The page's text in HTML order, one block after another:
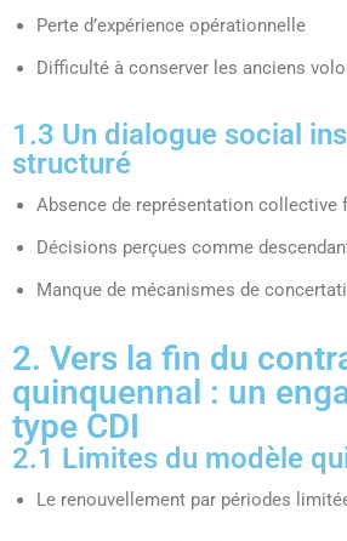
Perte d’expérience opérationnelle
Difficulté à conserver les anciens
1.3 Un dialogue social
structuré
Absence de représentation collective
Décisions perçues comme
Manque de mécanismes de
2. Vers la fin du
quinquennal : un
type CDI
2.1 Limites du modèle
Le renouvellement par périodes